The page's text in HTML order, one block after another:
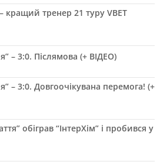
тренер 21 туру VBET
– 3:0. Післямова (+ ВІДЕО)
– 3:0. Довгоочікувана перемога! (+
обіграв “ІнтерХім” і пробився у